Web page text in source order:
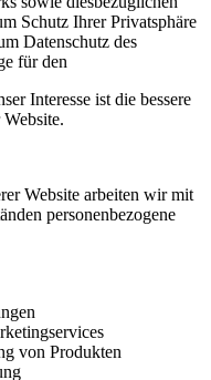
Schutz Ihrer Privatsphäre
Datenschutz des
für den
Interesse ist die bessere
Website arbeiten wir mit
personenbezogene
von Produkten